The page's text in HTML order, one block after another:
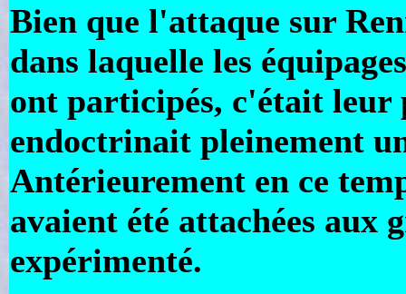
Bien que l'attaque sur
dans laquelle les
ont participés, c'était leur
endoctrinait pleinement
Antérieurement en ce
avaient été attachées aux
expérimenté.